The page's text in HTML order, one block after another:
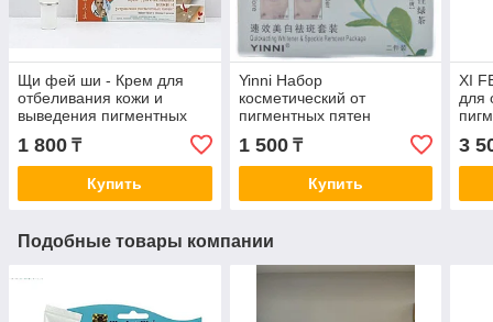
Щи фей ши - Крем для
отбеливания кожи и
выведения пигментных
пятен ( подмышки,
промежность, ягодицы,
грудь )
1 800 ₸
Купить
Yinni Набор
косметический от
пигментных пятен
«Зеленый чай» 2 в 1
1 500₸
Купить
XI
для
для
3
Подобные товары компании